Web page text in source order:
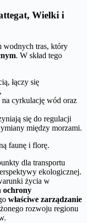
Wielki i
wodnych tras, który
. W skład tego
łączy się
cyrkulację wód oraz
się do regulacji
między morzami.
faunę i florę.
dla transportu
ekologicznej.
życia w
ochrony
właściwe zarządzanie
rozwoju regionu